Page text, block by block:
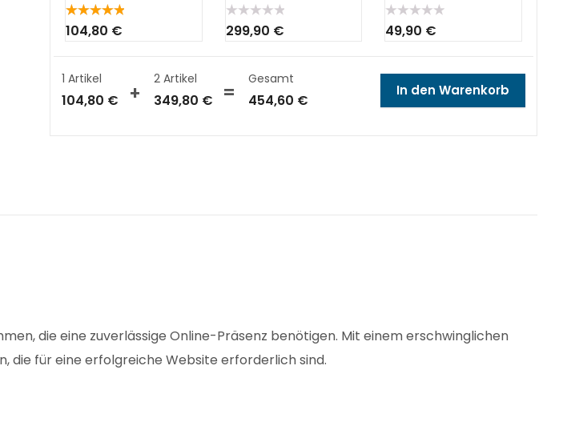
Bewertet
mit5.00
104,80 € Bewertet
mit
299,90 € Bewertet
mit
49,90 €
1 Artikel
104,80 €
2Artikel
349,80 €
Gesamt
454,60 €
In den Warenkorb
die eine zuverlässige Online-Präsenz benötigen. Mit einem erschwinglichen
die für eine erfolgreiche Website erforderlich sind.